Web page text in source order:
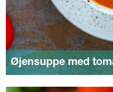
Øjensuppe med